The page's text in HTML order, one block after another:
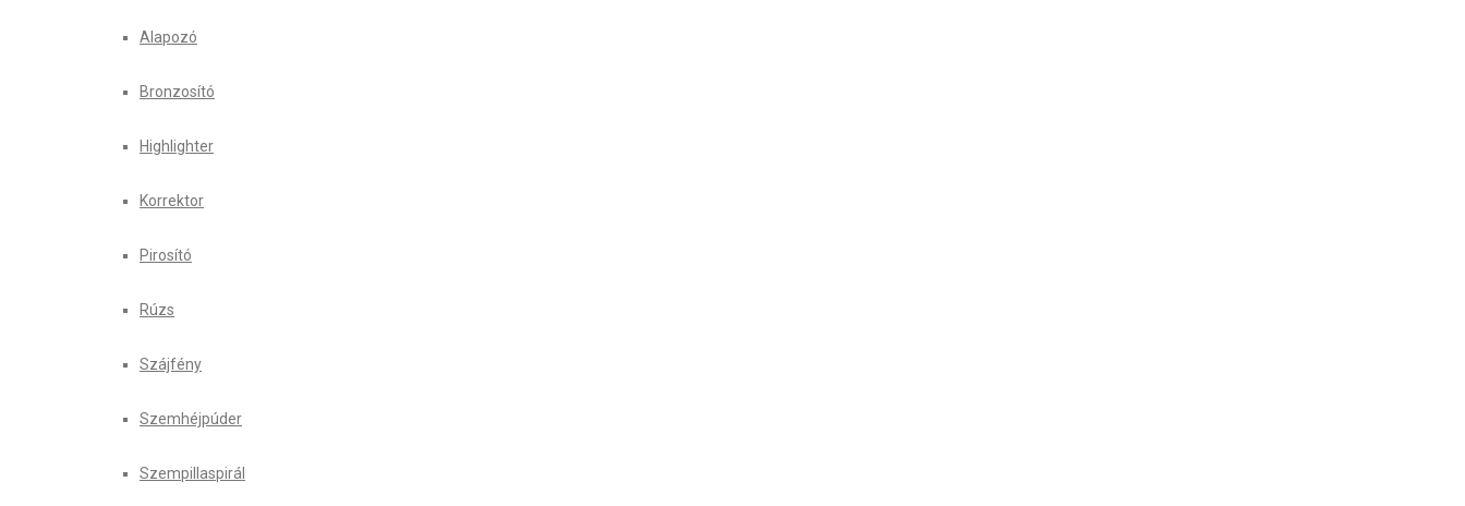
Alapozó
Bronzosító
Highlighter
Korrektor
Pirosító
Rúzs
Szájfény
Szemhéjpúder
Szempillaspirál